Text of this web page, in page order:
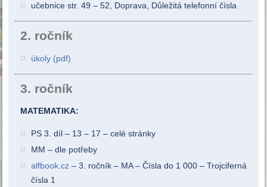
učebnice str. 49 – 52, Doprava, Důležitá telefonní čísla
2. ročník
úkoly (pdf)
3. ročník
MATEMATIKA:
PS 3. díl – 13 – 17 – celé stránky
MM – dle potřeby
alfbook.cz – 3. ročník – MA – Čísla do 1 000 – Trojciferná
čísla 1